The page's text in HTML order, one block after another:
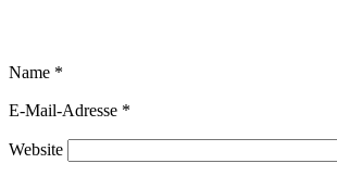
Name *
E-Mail-Adresse *
Website